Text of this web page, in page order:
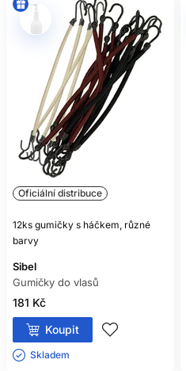
Oficiální distribuce
12ks gumičky s háčkem, různé
barvy
Sibel
Gumičky do vlasů
181 Kč
Koupit
Skladem ㅤ